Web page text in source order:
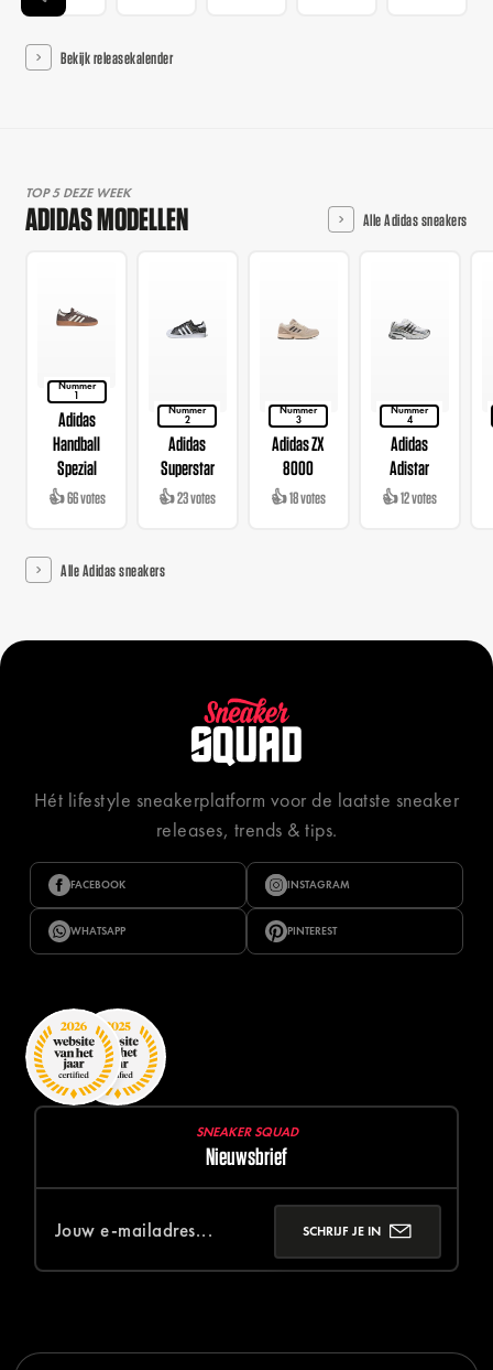
Bekijk releasekalender
TOP 5 DEZE WEEK
ADIDAS MODELLEN Alle Adidas sneakers
Nummer
1
Adidas
Handball
Spezial
👍 66 votes
Nummer
2
Adidas
Superstar
👍 23 votes
Nummer
3
Adidas ZX
8000
👍 18 votes
Nummer
4
Adidas
Adistar
👍 12 votes
Alle Adidas sneakers
Hét lifestyle sneakerplatform voor de laatste sneaker
releases, trends & tips.
FACEBOOK INSTAGRAM
WHATSAPP PINTEREST
SNEAKER SQUAD
Nieuwsbrief
SCHRIJF JE IN